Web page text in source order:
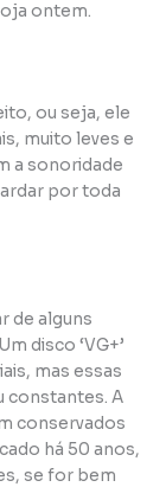
ontem.
ou seja, ele
muito leves e
a sonoridade
por toda
de alguns
disco ‘VG+’
mas essas
constantes. A
conservados
há 50 anos,
se for bem